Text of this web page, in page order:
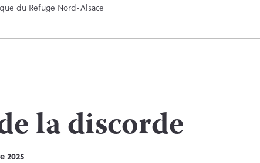
du Refuge Nord-Alsace
la discorde
2025